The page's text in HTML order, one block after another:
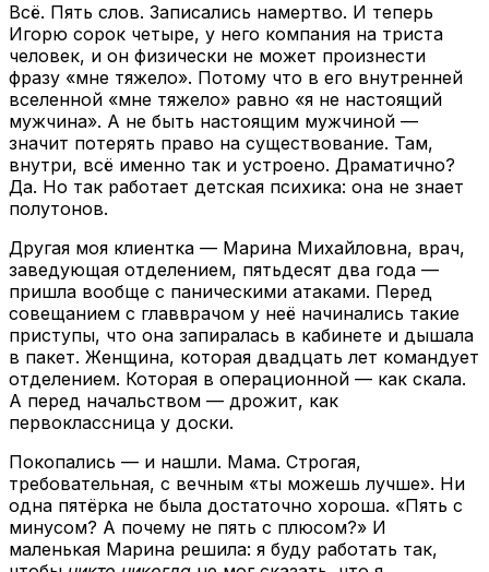
Всё. Пять слов. Записались намертво. И теперь
Игорю сорок четыре, у него компания на триста
человек, и он физически не может произнести
фразу «мне тяжело». Потому что в его внутренней
вселенной «мне тяжело» равно «я не настоящий
мужчина». А не быть настоящим мужчиной —
значит потерять право на существование. Там,
внутри, всё именно так и устроено. Драматично?
Да. Но так работает детская психика: она не знает
полутонов.
Другая моя клиентка — Марина Михайловна, врач,
заведующая отделением, пятьдесят два года —
пришла вообще с паническими атаками. Перед
совещанием с главврачом у неё начинались такие
приступы, что она запиралась в кабинете и дышала
в пакет. Женщина, которая двадцать лет командует
отделением. Которая в операционной — как скала.
А перед начальством — дрожит, как
первоклассница у доски.
Покопались — и нашли. Мама. Строгая,
требовательная, с вечным «ты можешь лучше». Ни
одна пятёрка не была достаточно хороша. «Пять с
минусом? А почему не пять с плюсом?» И
маленькая Марина решила: я буду работать так,